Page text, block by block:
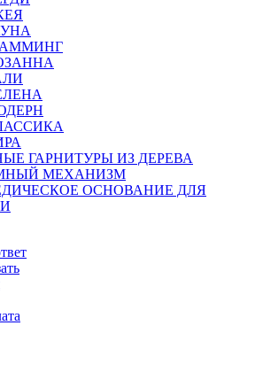
ГАРНИТУРЫ ИЗ ДЕРЕВА
МЕХАНИЗМ
ОСНОВАНИЕ ДЛЯ